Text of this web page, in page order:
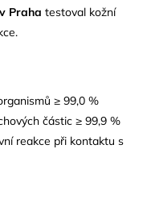
Praha testoval kožní
≥ 99,0 %
částic ≥ 99,9 %
reakce při kontaktu s